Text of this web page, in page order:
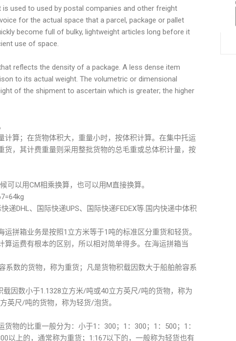
used to used by postal companies and other freight
for the actual space that a parcel, package or pallet
become full of bulky, lightweight articles long before it
use of space.
reflects the density of a package. A less dense item
to its actual weight. The volumetric or dimensional
of the shipment to ascertain which is greater; the higher
算；在货物体积大，重量小时，按体积计算。在集中托运
，其计费重量则采用整批货物的总毛重或总体积计量，按
可以用CM相乘换算，也可以用M直接换算。
DHL、国际快递UPS、国际快递FEDEX等.国内快递中体积
拼箱业务是按照1立方米等于1吨的标准区分重货和轻货。
运费有根本的区别，所以相对简单得多。在海运拼箱当
系数的货物，称为重货；凡是货物积载因数大于船舶舱容系
因数小于1.1328立方米/吨或40立方英尺/吨的货物，称为
英尺/吨的货物，称为轻货/泡货。
物的比重一般分为：小于1：300；1：300；1：500；1：
以上的，通常称为重货；1:167以下的，一般称为轻货也有